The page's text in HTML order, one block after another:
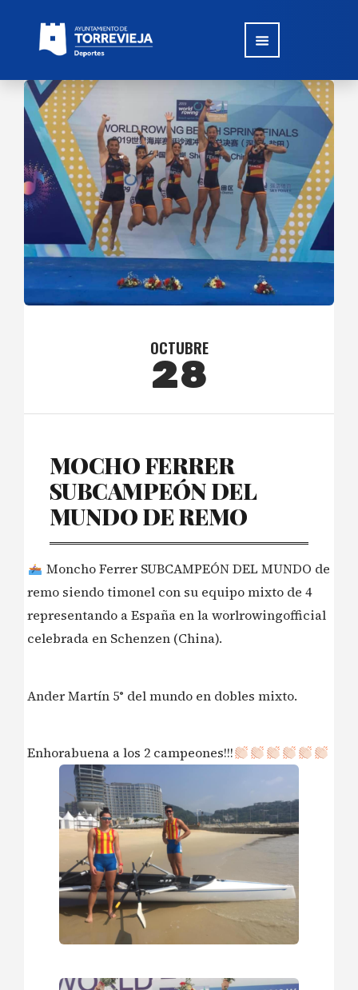
OCTUBRE
28
MOCHO FERRER
SUBCAMPEÓN DEL
MUNDO DE REMO
Moncho Ferrer SUBCAMPEÓN DEL MUNDO de
remo siendo timonel con su equipo mixto de 4
representando a España en la worlrowingofficial
celebrada en Schenzen (China).
Ander Martí­n 5° del mundo en dobles mixto.
Enhorabuena a los 2 campeones!!!